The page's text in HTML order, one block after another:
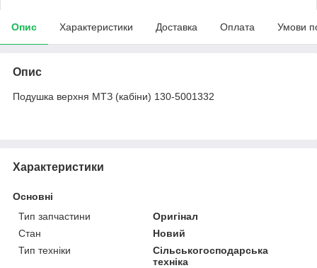
Опис Характеристики Доставка Оплата Умови
Опис
Подушка верхня МТЗ (кабіни) 130-5001332
Характеристики
Основні
Тип запчастини
Оригінал
Стан
Новий
Тип техніки
Сільськогосподарська
техніка